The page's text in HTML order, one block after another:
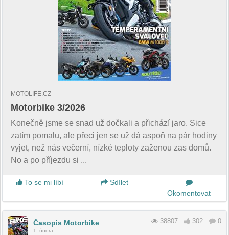
MOTOLIFE.CZ
Motorbike 3/2026
Konečně jsme se snad už dočkali a přichází jaro. Sice
zatím pomalu, ale přeci jen se už dá aspoň na pár hodiny
vyjet, než nás večerní, nízké teploty zaženou zas domů.
No a po příjezdu si ...
To se mi líbí
Sdílet
Okomentovat
Časopis Motorbike
1. února
38807 302 0